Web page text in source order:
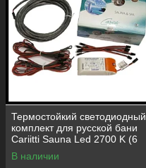
Термостойкий светодиодный
комплект для русской бани
Cariitti Sauna Led 2700 K (6
светодиодов +
трансформатор)
В наличии